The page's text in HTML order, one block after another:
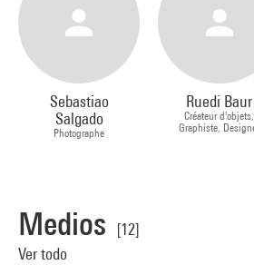
Sebastiao
Salgado
Photographe
Ruedi Baur
Créateur d'objets,
Graphiste,
Medios
[12]
Ver todo